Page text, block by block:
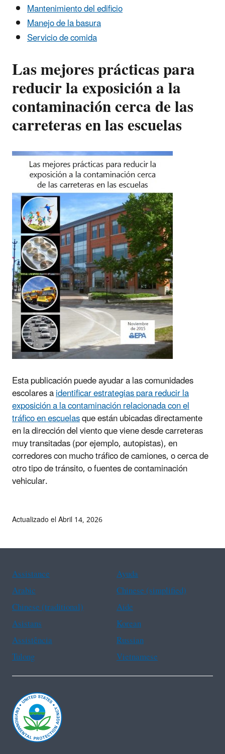
Mantenimiento del edificio
Manejo de la basura
Servicio de comida
Las mejores prácticas para
reducir la exposición a la
contaminación cerca de las
carreteras en las escuelas
Esta publicación puede ayudar a las comunidades
escolares aidentificar estrategias para reducir la
exposición a la contaminación relacionada con el
tráfico en escuelasque están ubicadas directamente
en la dirección del viento que viene desde carreteras
muy transitadas (por ejemplo, autopistas), en
corredores con mucho tráfico de camiones, o cerca de
otro tipo de tránsito, o fuentes de contaminación
vehicular.
Actualizado el Abril 14, 2026
Assistance
Ayuda
Arabic
Chinese (simplified)
Chinese (traditional)
Aide
Asistans
Korean
Assistência
Russian
Tulong
Vietnamese